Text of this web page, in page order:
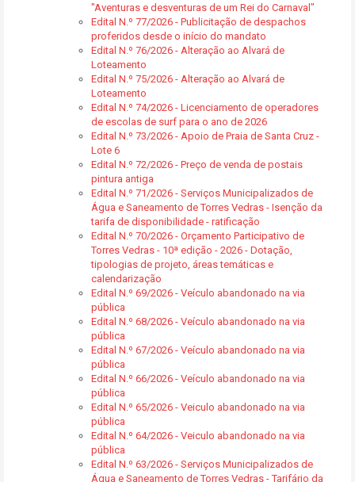
"Aventuras e desventuras de um Rei do Carnaval"
Edital N.º 77/2026 - Publicitação de despachos
proferidos desde o início do mandato
Edital N.º 76/2026 - Alteração ao Alvará de
Loteamento
Edital N.º 75/2026 - Alteração ao Alvará de
Loteamento
Edital N.º 74/2026 - Licenciamento de operadores
de escolas de surf para o ano de 2026
Edital N.º 73/2026 - Apoio de Praia de Santa Cruz -
Lote 6
Edital N.º 72/2026 - Preço de venda de postais
pintura antiga
Edital N.º 71/2026 - Serviços Municipalizados de
Água e Saneamento de Torres Vedras - Isenção da
tarifa de disponibilidade - ratificação
Edital N.º 70/2026 - Orçamento Participativo de
Torres Vedras - 10ª edição - 2026 - Dotação,
tipologias de projeto, áreas temáticas e
calendarização
Edital N.º 69/2026 - Veículo abandonado na via
pública
Edital N.º 68/2026 - Veículo abandonado na via
pública
Edital N.º 67/2026 - Veículo abandonado na via
pública
Edital N.º 66/2026 - Veículo abandonado na via
pública
Edital N.º 65/2026 - Veiculo abandonado na via
pública
Edital N.º 64/2026 - Veiculo abandonado na via
pública
Edital N.º 63/2026 - Serviços Municipalizados de
Água e Saneamento de Torres Vedras - Tarifário da